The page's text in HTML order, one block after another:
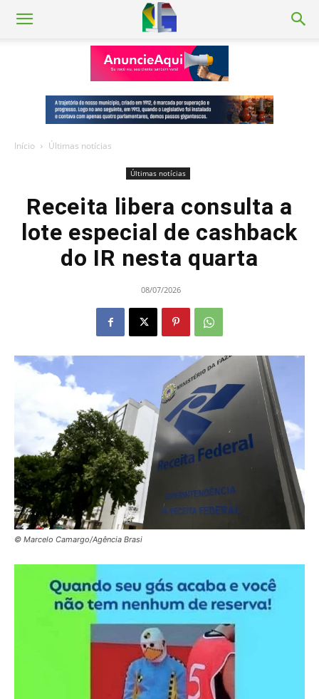
Início Últimas notícias
Últimas notícias
Receita libera consulta a
lote especial de cashback
do IR nesta quarta
08/07/2026
© Marcelo Camargo/Agência Brasi